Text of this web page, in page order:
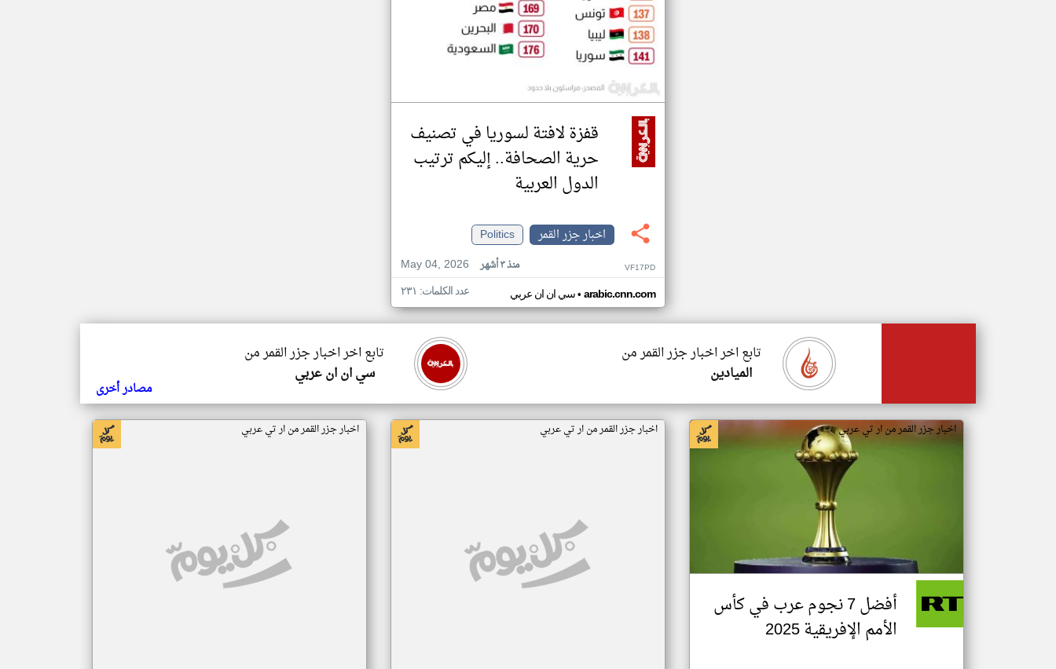
قفزة لافتة لسوريا في تصنيف
حرية الصحافة.. إليكم ترتيب
الدول العربية
اخبار جزر القمر
Politics
May 04, 2026
منذ ٣ أشهر VF17PD
سي ان ان عربي• arabic.cnn.com عدد الكلمات: ٢٣١
تابع اخر اخبار جزر القمر من
سي ان ان عربي
تابع اخر اخبار جزر القمر من
الميادين
مصادر أخرى
اخبار جزر القمر من ار تي عربي
أفضل 7 نجوم عرب في كأس
الأمم الإفريقية 2025
اخبار جزر القمر من ار تي عربي اخبار جزر القمر من ار تي عربي